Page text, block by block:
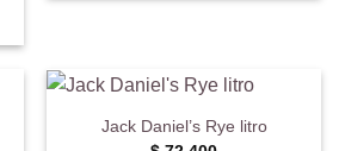
Jack Daniel’s Rye litro